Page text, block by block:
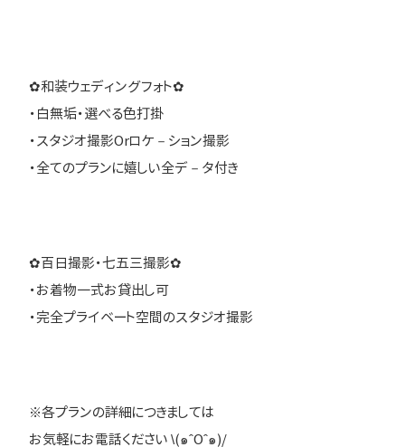
✿和装ウェディングフォト✿
・白無垢・選べる色打掛
・スタジオ撮影Orロケ－ション撮影
・全てのプランに嬉しい全デ－タ付き
✿百日撮影・七五三撮影✿
・お着物一式お貸出し可
・完全プライベート空間のスタジオ撮影
※各プランの詳細につきましては
お気軽にお電話ください \(๑ˆOˆ๑)/